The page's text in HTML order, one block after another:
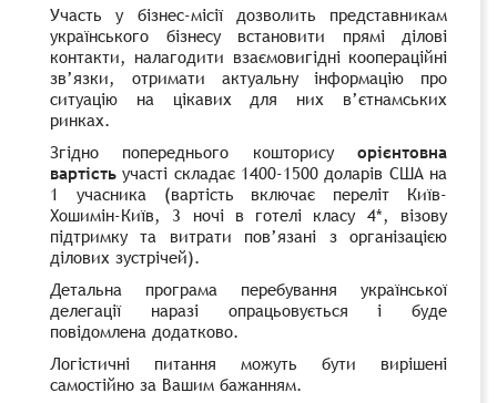
Участь у бізнес-місії дозволить представникам
українського бізнесу встановити прямі ділові
контакти, налагодити взаємовигідні коопераційні
зв’язки, отримати актуальну інформацію про
ситуацію на цікавих для них в’єтнамських
ринках.
Згідно попереднього кошторису орієнтовна
вартість участі складає 1400-1500 доларів США на
1 учасника (вартість включає переліт Київ-
Хошимін-Київ, 3 ночі в готелі класу 4*, візову
підтримку та витрати пов’язані з організацією
ділових зустрічей).
Детальна програма перебування української
делегації наразі опрацьовується і буде
повідомлена додатково.
Логістичні питання можуть бути вирішені
самостійно за Вашим бажанням.